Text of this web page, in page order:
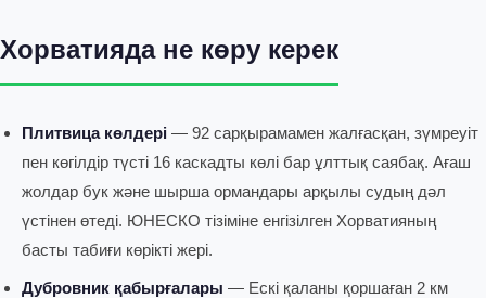
Хорватияда не көру керек
Плитвица көлдері — 92 сарқырамамен жалғасқан, зүмреуіт
пен көгілдір түсті 16 каскадты көлі бар ұлттық саябақ. Ағаш
жолдар бук және шырша ормандары арқылы судың дәл
үстінен өтеді. ЮНЕСКО тізіміне енгізілген Хорватияның
басты табиғи көрікті жері.
Дубровник қабырғалары — Ескі қаланы қоршаған 2 км